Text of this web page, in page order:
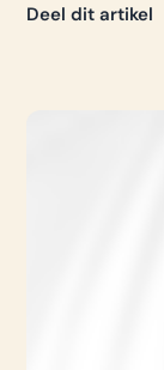
Deel dit artikel